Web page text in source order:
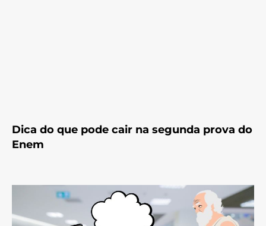
Dica do que pode cair na segunda prova do
Enem